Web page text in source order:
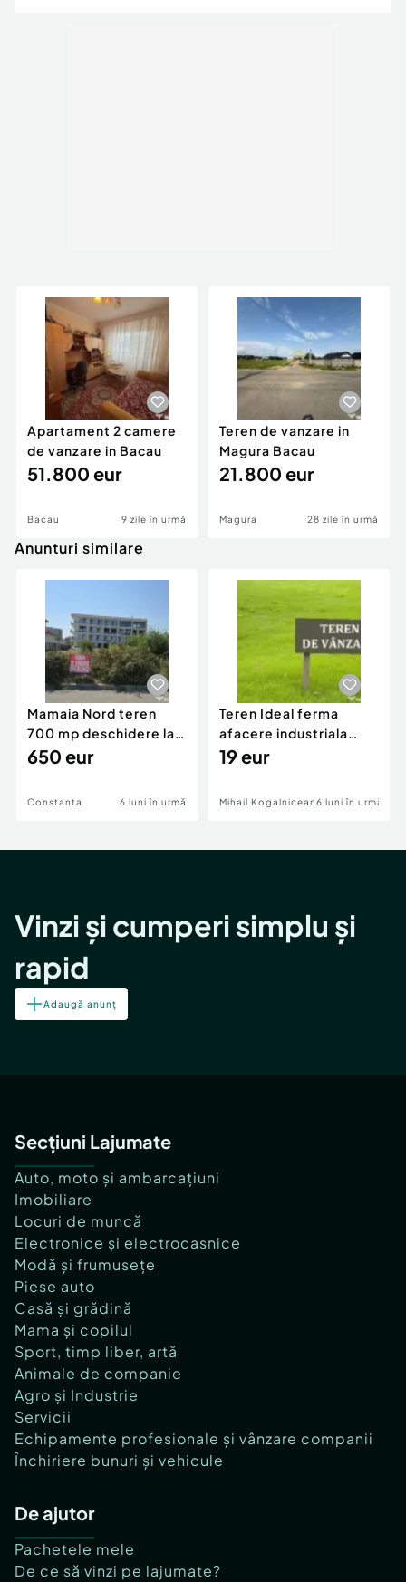
Apartament 2 camere
de vanzare in Bacau
51.800 eur
Bacau 9 zile în urmă
Teren de vanzare in
Magura Bacau
21.800 eur
Magura 28 zile în urmă
Anunturi similare
Mamaia Nord teren
700 mp deschidere la
D24 si D25
650 eur
Constanta 6 luni în urmă
Teren Ideal ferma
afacere industriala
deschidere 71 ml la
19 eur
Mihail Kogalniceanu6 luni în urmă
Vinzi și cumperi simplu și
rapid
Adaugă anunț
Secțiuni Lajumate
Auto, moto și ambarcațiuni
Imobiliare
Locuri de muncă
Electronice și electrocasnice
Modă și frumusețe
Piese auto
Casă și grădină
Mama și copilul
Sport, timp liber, artă
Animale de companie
Agro și Industrie
Servicii
Echipamente profesionale și vânzare companii
Închiriere bunuri și vehicule
De ajutor
Pachetele mele
De ce să vinzi pe lajumate?